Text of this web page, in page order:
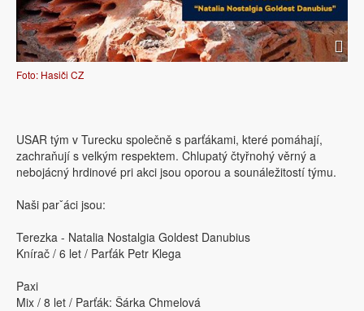
Foto: Hasiči CZ
USAR tým v Turecku společně s parťákami, které pomáhají,
zachraňují s velkým respektem. Chlupatý čtyřnohý věrný a
nebojácný hrdinové pri akci jsou oporou a sounáležitostí týmu.
Naši parˇáci jsou:
Terezka - Natalia Nostalgia Goldest Danubius
Knírač / 6 let / Parťák Petr Klega
Paxi
Mix / 8 let / Parťák: Šárka Chmelová